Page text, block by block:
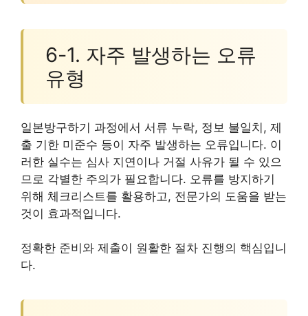
6-1. 자주 발생하는 오류
유형
일본방구하기 과정에서 서류 누락, 정보 불일치, 제
출 기한 미준수 등이 자주 발생하는 오류입니다. 이
러한 실수는 심사 지연이나 거절 사유가 될 수 있으
므로 각별한 주의가 필요합니다. 오류를 방지하기
위해 체크리스트를 활용하고, 전문가의 도움을 받는
것이 효과적입니다.
정확한 준비와 제출이 원활한 절차 진행의 핵심입니
다.